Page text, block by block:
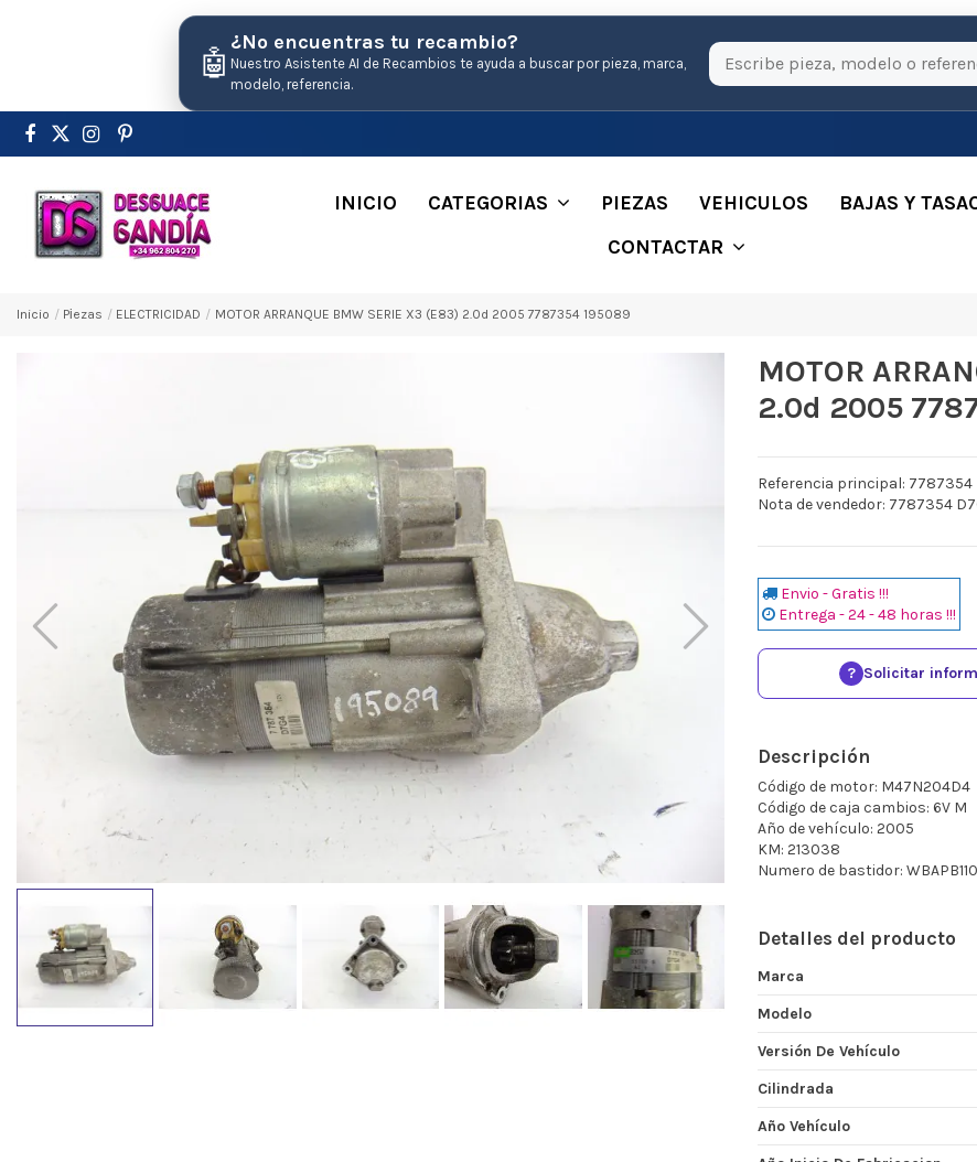
🤖
¿No encuentras tu recambio?
Nuestro Asistente AI de Recambios te ayuda a buscar por pieza, marca,
modelo, referencia.
INICIO CATEGORIAS PIEZAS VEHICULOS
BAJAS Y
CONTACTAR
Inicio Pіezas ELECTRICIDAD MOTOR ARRANQUE BMW SERIE X3 (E83) 2.0d 2005 7787354 195089
MOTOR
2.0d 2005
Referencia principal: 7787354
Nota de vendedor: 7787354
Envio - Gratis !!!
Entrega - 24 - 48 horas !!!
? Solicitar
Descripción
Código de motor: M47N204D4
Código de caja cambios: 6V M
Año de vehículo: 2005
KM: 213038
Numero de bastidor:
Detalles del producto
Marca
Modelo
Versión De Vehículo
Cilindrada
Año Vehículo